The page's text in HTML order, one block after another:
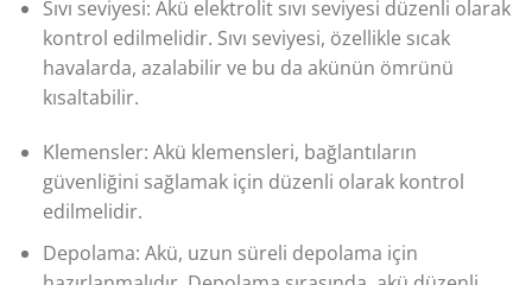
Sıvı seviyesi: Akü elektrolit sıvı seviyesi düzenli olarak
kontrol edilmelidir. Sıvı seviyesi, özellikle sıcak
havalarda, azalabilir ve bu da akünün ömrünü
kısaltabilir.
Klemensler: Akü klemensleri, bağlantıların
güvenliğini sağlamak için düzenli olarak kontrol
edilmelidir.
Depolama: Akü, uzun süreli depolama için